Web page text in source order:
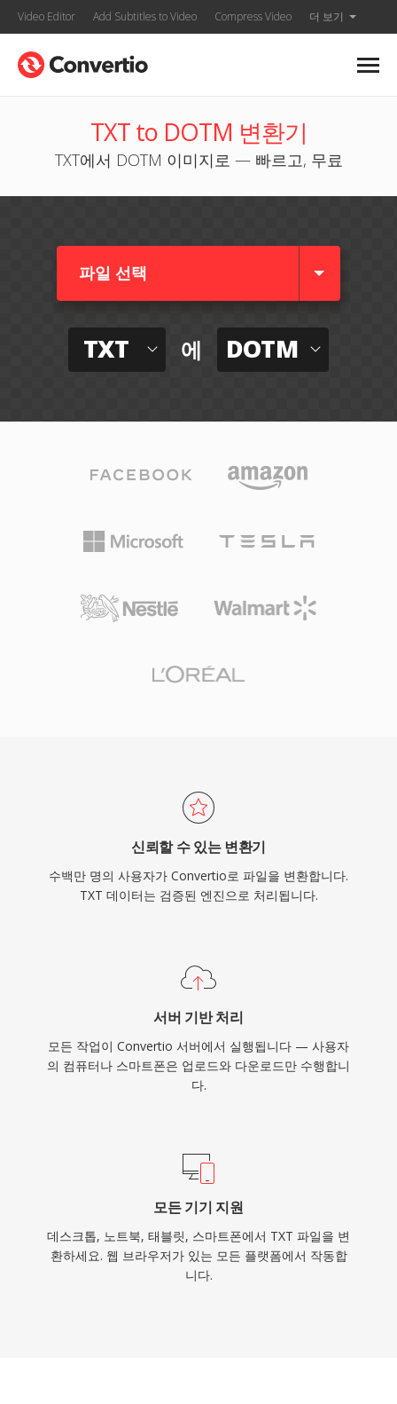
Video Editor Add Subtitles to Video Compress Video 더 보기
TXT to DOTM 변환기
TXT에서 DOTM 이미지로 — 빠르고, 무료
파일 선택
TXT 에 DOTM
신뢰할 수 있는 변환기
수백만 명의 사용자가 Convertio로 파일을 변환합니다.
TXT 데이터는 검증된 엔진으로 처리됩니다.
서버 기반 처리
모든 작업이 Convertio 서버에서 실행됩니다 — 사용자
의 컴퓨터나 스마트폰은 업로드와 다운로드만 수행합니
다.
모든 기기 지원
데스크톱, 노트북, 태블릿, 스마트폰에서 TXT 파일을 변
환하세요. 웹 브라우저가 있는 모든 플랫폼에서 작동합
니다.